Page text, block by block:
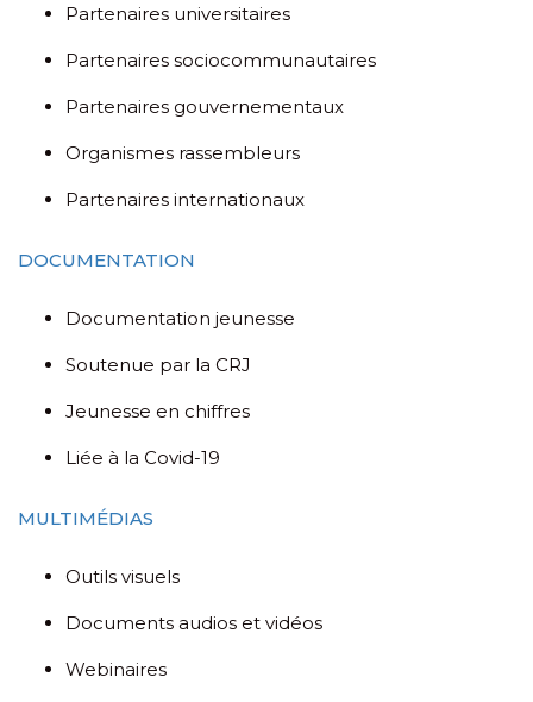
Partenaires universitaires
Partenaires sociocommunautaires
Partenaires gouvernementaux
Organismes rassembleurs
Partenaires internationaux
DOCUMENTATION
Documentation jeunesse
Soutenue par la CRJ
Jeunesse en chiffres
Liée à la Covid-19
MULTIMÉDIAS
Outils visuels
Documents audios et vidéos
Webinaires